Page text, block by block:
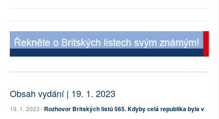
Obsah vydání | 19. 1. 2023
19. 1. 2023 /Rozhovor Britských listů 565. Kdyby celá republika byla v